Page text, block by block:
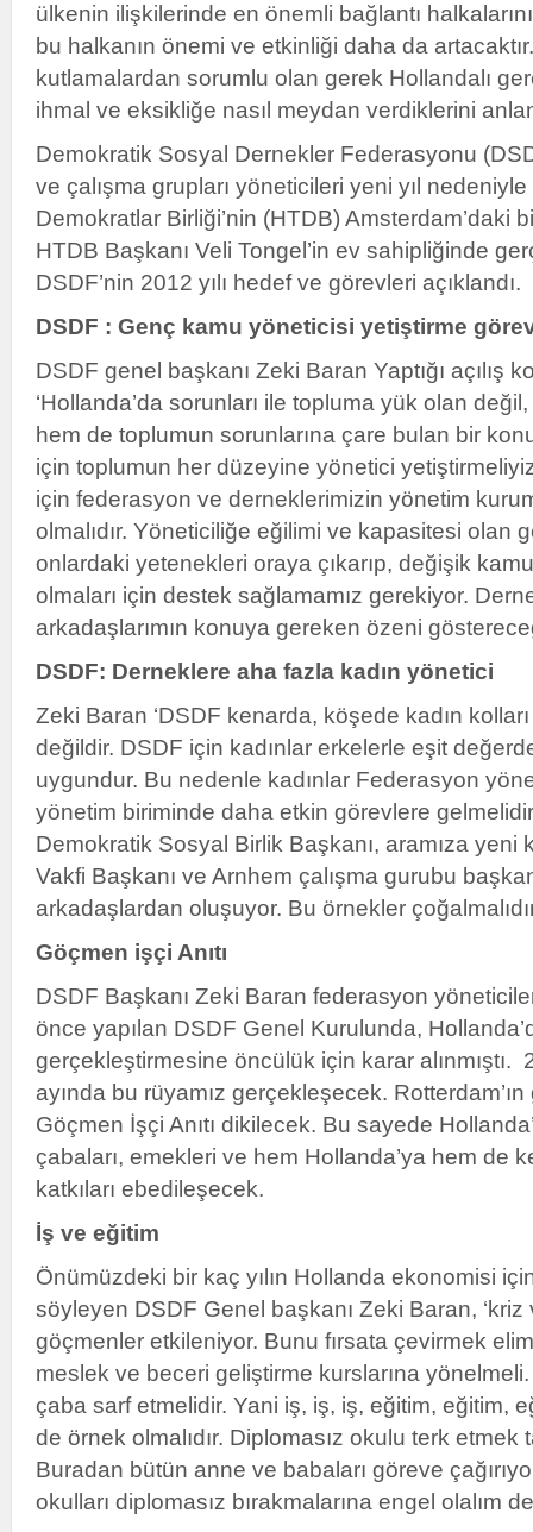
ülkenin ilişkilerinde en önemli bağlantı
bu halkanın önemi ve etkinliği daha da
kutlamalardan sorumlu olan gerek Hollandalı
ihmal ve eksikliğe nasıl meydan verdiklerini
Demokratik Sosyal Dernekler Federasyonu
ve çalışma grupları yöneticileri yeni yıl
Demokratlar Birliği’nin (HTDB) Amsterdam’daki
HTDB Başkanı Veli Tongel’in ev sahipliğinde
DSDF’nin 2012 yılı hedef ve görevleri açıklandı.
DSDF : Genç kamu yöneticisi yetiştirme
DSDF genel başkanı Zeki Baran Yaptığı açılış
‘Hollanda’da sorunları ile topluma yük olan
hem de toplumun sorunlarına çare bulan bir
için toplumun her düzeyine yönetici
için federasyon ve derneklerimizin yönetim
olmalıdır. Yöneticiliğe eğilimi ve kapasitesi olan
onlardaki yetenekleri oraya çıkarıp, değişik
olmaları için destek sağlamamız gerekiyor.
arkadaşlarımın konuya gereken özeni
DSDF: Derneklere aha fazla kadın yönetici
Zeki Baran ‘DSDF kenarda, köşede kadın
değildir. DSDF için kadınlar erkelerle eşit
uygundur. Bu nedenle kadınlar Federasyon
yönetim biriminde daha etkin görevlere
Demokratik Sosyal Birlik Başkanı, aramıza yeni
Vakfi Başkanı ve Arnhem çalışma gurubu
arkadaşlardan oluşuyor. Bu örnekler
Göçmen işçi Anıtı
DSDF Başkanı Zeki Baran federasyon
önce yapılan DSDF Genel Kurulunda,
gerçekleştirmesine öncülük için karar alınmıştı.
ayında bu rüyamız gerçekleşecek.
Göçmen İşçi Anıtı dikilecek. Bu sayede
çabaları, emekleri ve hem Hollanda’ya hem de
katkıları ebedileşecek.
İş ve eğitim
Önümüzdeki bir kaç yılın Hollanda ekonomisi
söyleyen DSDF Genel başkanı Zeki Baran,
göçmenler etkileniyor. Bunu fırsata çevirmek
meslek ve beceri geliştirme kurslarına
çaba sarf etmelidir. Yani iş, iş, iş, eğitim, eğitim,
de örnek olmalıdır. Diplomasız okulu terk etmek
Buradan bütün anne ve babaları göreve
okulları diplomasız bırakmalarına engel olalım